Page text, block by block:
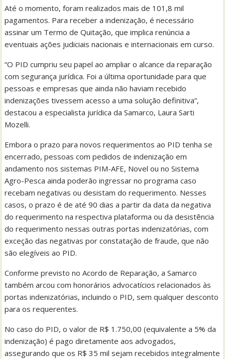
Até o momento, foram realizados mais de 101,8 mil
pagamentos. Para receber a indenização, é necessário
assinar um Termo de Quitação, que implica renúncia a
eventuais ações judiciais nacionais e internacionais em curso.
“O PID cumpriu seu papel ao ampliar o alcance da reparação
com segurança jurídica. Foi a última oportunidade para que
pessoas e empresas que ainda não haviam recebido
indenizações tivessem acesso a uma solução definitiva”,
destacou a especialista jurídica da Samarco, Laura Sarti
Mozelli.
Embora o prazo para novos requerimentos ao PID tenha se
encerrado, pessoas com pedidos de indenização em
andamento nos sistemas PIM-AFE, Novel ou no Sistema
Agro-Pesca ainda poderão ingressar no programa caso
recebam negativas ou desistam do requerimento. Nesses
casos, o prazo é de até 90 dias a partir da data da negativa
do requerimento na respectiva plataforma ou da desistência
do requerimento nessas outras portas indenizatórias, com
exceção das negativas por constatação de fraude, que não
são elegíveis ao PID.
Conforme previsto no Acordo de Reparação, a Samarco
também arcou com honorários advocatícios relacionados às
portas indenizatórias, incluindo o PID, sem qualquer desconto
para os requerentes.
No caso do PID, o valor de R$ 1.750,00 (equivalente a 5% da
indenização) é pago diretamente aos advogados,
assegurando que os R$ 35 mil sejam recebidos integralmente